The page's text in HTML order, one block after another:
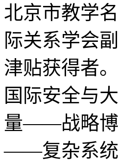
北京市教学
际关系学会
津贴获得者
国际安全与
量——战略博
——复杂系统